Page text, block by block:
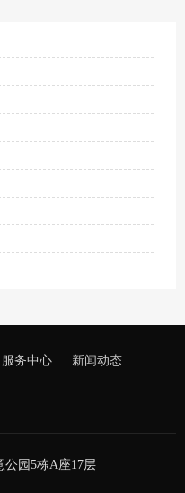
服务中心 新闻动态
公园5栋A座17层